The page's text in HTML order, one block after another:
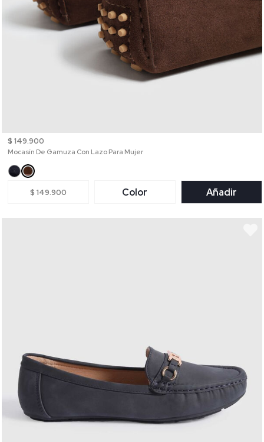
$ 149.900
Mocasín De Gamuza Con Lazo Para Mujer
$ 149.900 Color Añadir